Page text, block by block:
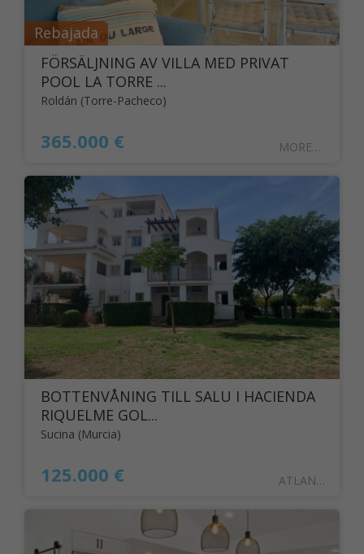
Rebajada
FÖRSÄLJNING AV VILLA MED PRIVAT
POOL LA TORRE ...
Roldán (Torre-Pacheco)
365.000 € MOREN11
BOTTENVÅNING TILL SALU I HACIENDA
RIQUELME GOL...
Sucina (Murcia)
125.000 € ATLANT126